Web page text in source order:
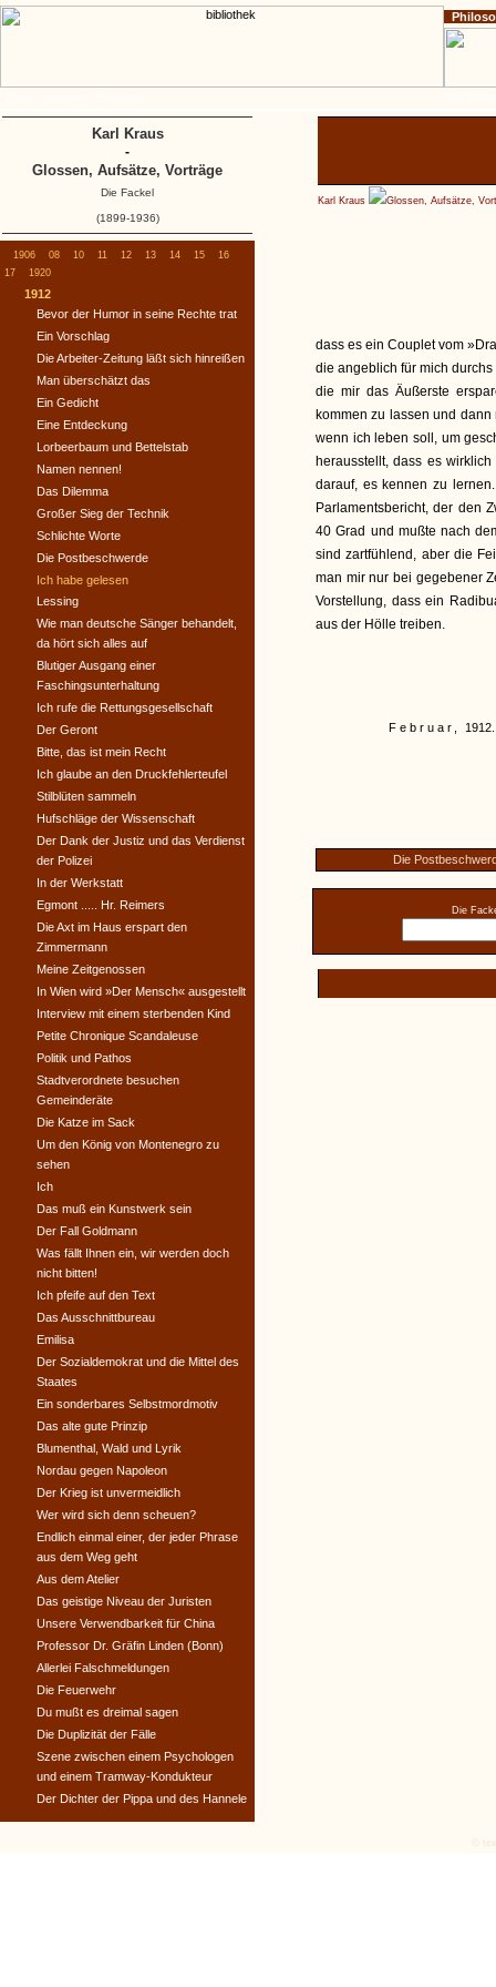
Karl Kraus Glossen, Aufsätze,
dass es ein Couplet vom
die angeblich für mich
die mir das Äußerste
kommen zu lassen und
wenn ich leben soll, um
herausstellt, dass es
darauf, es kennen zu
Parlamentsbericht, der den
40 Grad und mußte nach
sind zartfühlend, aber die
man mir nur bei gegebener
Vorstellung, dass ein
aus der Hölle treiben.
Februar, 1912.
Die
Die
1906 08 10 11 12 13 14 15
16
17
1920
1912
Bevor der Humor in seine Rechte trat
Ein Vorschlag
Die Arbeiter-Zeitung läßt sich hinreißen
Man überschätzt das
Ein Gedicht
Eine Entdeckung
Lorbeerbaum und Bettelstab
Namen nennen!
Das Dilemma
Großer Sieg der Technik
Schlichte Worte
Die Postbeschwerde
Ich habe gelesen
Lessing
Wie man deutsche Sänger behandelt,
da hört sich alles auf
Blutiger Ausgang einer
Faschingsunterhaltung
Ich rufe die Rettungsgesellschaft
Der Geront
Bitte, das ist mein Recht
Ich glaube an den Druckfehlerteufel
Stilblüten sammeln
Hufschläge der Wissenschaft
Der Dank der Justiz und das Verdienst
der Polizei
In der Werkstatt
Egmont ..... Hr. Reimers
Die Axt im Haus erspart den
Zimmermann
Meine Zeitgenossen
In Wien wird »Der Mensch« ausgestellt
Interview mit einem sterbenden Kind
Petite Chronique Scandaleuse
Politik und Pathos
Stadtverordnete besuchen
Gemeinderäte
Die Katze im Sack
Um den König von Montenegro zu
sehen
Ich
Das muß ein Kunstwerk sein
Der Fall Goldmann
Was fällt Ihnen ein, wir werden doch
nicht bitten!
Ich pfeife auf den Text
Das Ausschnittbureau
Emilisa
Der Sozialdemokrat und die Mittel des
Staates
Ein sonderbares Selbstmordmotiv
Das alte gute Prinzip
Blumenthal, Wald und Lyrik
Nordau gegen Napoleon
Der Krieg ist unvermeidlich
Wer wird sich denn scheuen?
Endlich einmal einer, der jeder Phrase
aus dem Weg geht
Aus dem Atelier
Das geistige Niveau der Juristen
Unsere Verwendbarkeit für China
Professor Dr. Gräfin Linden (Bonn)
Allerlei Falschmeldungen
Die Feuerwehr
Du mußt es dreimal sagen
Die Duplizität der Fälle
Szene zwischen einem Psychologen
und einem Tramway-Kondukteur
Der Dichter der Pippa und des Hannele
Karl Kraus
-
Glossen, Aufsätze, Vorträge
Die Fackel
(1899-1936)